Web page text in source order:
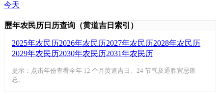
今天
歷年农民历日历查询（黄道吉日索引）
2025年农民历2026年农民历2027年农民历2028年农民历
2029年农民历2030年农民历2031年农民历
提示：点击年份查看全年 12 个月黄道吉日、24 节气及通胜宜忌匯
总。